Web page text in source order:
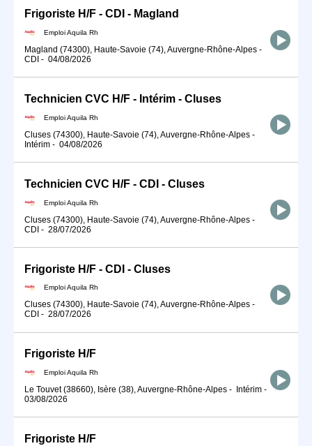
Frigoriste H/F - CDI - Magland
Emploi Aquila Rh
Magland (74300), Haute-Savoie (74), Auvergne-Rhône-Alpes -
CDI - 04/08/2026
Technicien CVC H/F - Intérim - Cluses
Emploi Aquila Rh
Cluses (74300), Haute-Savoie (74), Auvergne-Rhône-Alpes -
Intérim - 04/08/2026
Technicien CVC H/F - CDI - Cluses
Emploi Aquila Rh
Cluses (74300), Haute-Savoie (74), Auvergne-Rhône-Alpes -
CDI - 28/07/2026
Frigoriste H/F - CDI - Cluses
Emploi Aquila Rh
Cluses (74300), Haute-Savoie (74), Auvergne-Rhône-Alpes -
CDI - 28/07/2026
Frigoriste H/F
Emploi Aquila Rh
Le Touvet (38660), Isère (38), Auvergne-Rhône-Alpes - Intérim -
03/08/2026
Frigoriste H/F